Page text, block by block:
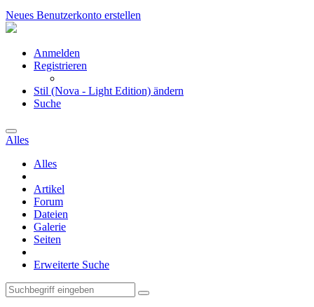
Neues Benutzerkonto erstellen
Anmelden
Registrieren
Stil (Nova - Light Edition) ändern
Suche
Alles
Alles
Artikel
Forum
Dateien
Galerie
Seiten
Erweiterte Suche